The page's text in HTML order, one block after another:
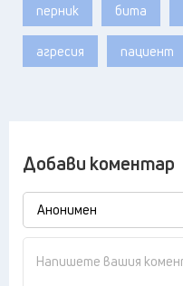
перник бита
агресия пациент
Добави коментар